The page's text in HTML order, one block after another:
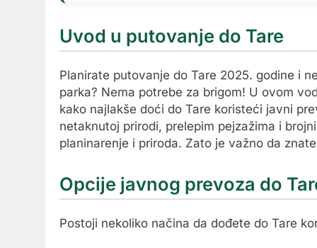
Uvod u putovanje do Tare
Planirate putovanje do Tare 2025. godine i
parka? Nema potrebe za brigom! U ovom
kako najlakše doći do Tare koristeći javni
netaknutoj prirodi, prelepim pejzažima i
planinarenje i priroda. Zato je važno da
Opcije javnog prevoza do
Postoji nekoliko načina da dođete do Tare